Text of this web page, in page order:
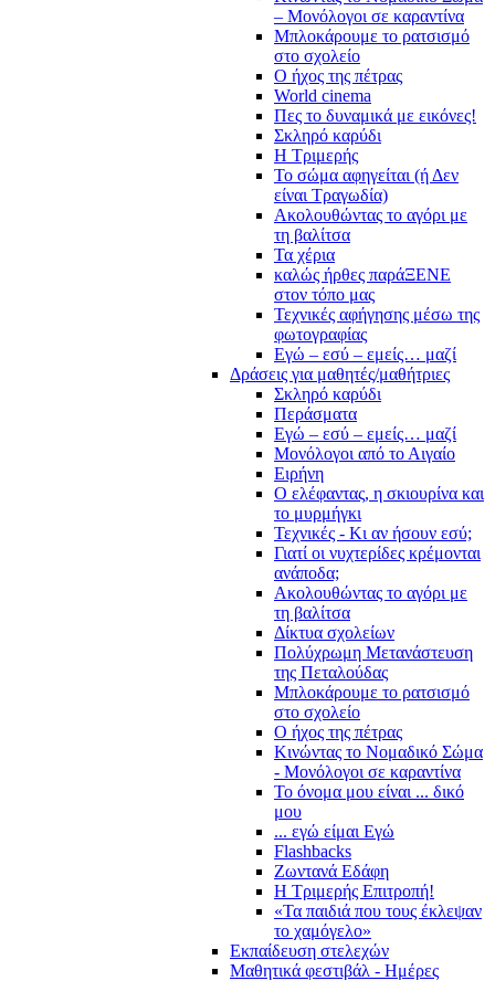
– Μονόλογοι σε καραντίνα
Μπλοκάρουμε το ρατσισμό
στο σχολείο
Ο ήχος της πέτρας
World cinema
Πες το δυναμικά με εικόνες!
Σκληρό καρύδι
Η Τριμερής
Το σώμα αφηγείται (ή Δεν
είναι Τραγωδία)
Ακολουθώντας το αγόρι με
τη βαλίτσα
Τα χέρια
καλώς ήρθες παράΞΕΝΕ
στον τόπο μας
Τεχνικές αφήγησης μέσω της
φωτογραφίας
Εγώ – εσύ – εμείς… μαζί
Δράσεις για μαθητές/μαθήτριες
Σκληρό καρύδι
Περάσματα
Εγώ – εσύ – εμείς… μαζί
Μονόλογοι από το Αιγαίο
Ειρήνη
Ο ελέφαντας, η σκιουρίνα και
το μυρμήγκι
Τεχνικές - Κι αν ήσουν εσύ;
Γιατί οι νυχτερίδες κρέμονται
ανάποδα;
Ακολουθώντας το αγόρι με
τη βαλίτσα
Δίκτυα σχολείων
Πολύχρωμη Μετανάστευση
της Πεταλούδας
Μπλοκάρουμε το ρατσισμό
στο σχολείο
Ο ήχος της πέτρας
Κινώντας το Νομαδικό Σώμα
- Μονόλογοι σε καραντίνα
Το όνομα μου είναι ... δικό
μου
... εγώ είμαι Εγώ
Flashbacks
Ζωντανά Εδάφη
Η Τριμερής Επιτροπή!
«Τα παιδιά που τους έκλεψαν
το χαμόγελο»
Εκπαίδευση στελεχών
Μαθητικά φεστιβάλ - Ημέρες